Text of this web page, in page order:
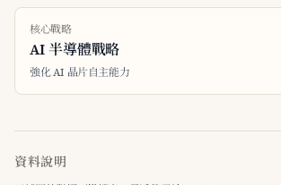
核心戰略
AI 半導體戰略
強化 AI 晶片自主能力
資料說明